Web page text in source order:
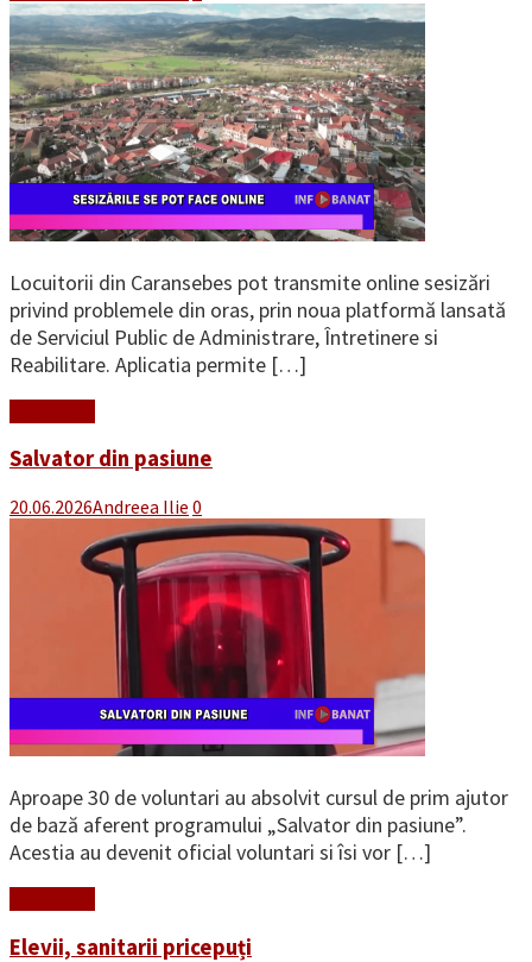
Locuitorii din Caransebes pot transmite online sesizări
privind problemele din oras, prin noua platformă lansată
de Serviciul Public de Administrare, Întretinere si
Reabilitare. Aplicatia permite […]
Salvator din pasiune
20.06.2026Andreea Ilie 0
Aproape 30 de voluntari au absolvit cursul de prim ajutor
de bază aferent programului „Salvator din pasiune”.
Acestia au devenit oficial voluntari si îsi vor […]
Elevii, sanitarii pricepuți